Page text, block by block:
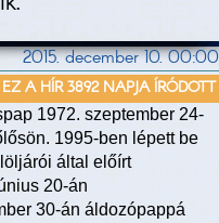
2015. december 10. 00:00
A HÍR 3892 NAPJA ÍRÓDOTT
1972. szeptember 24-
1995-ben lépett be
által előírt
20-án
30-án áldozópappá